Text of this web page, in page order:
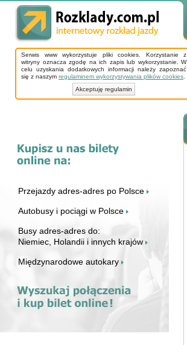
Serwis www wykorzystuje pliki cookies. Korzystanie z
witryny oznacza zgodę na ich zapis lub wykorzystanie. W
celu uzyskania dodatkowych informacji należy zapoznać
się z naszym regulaminem wykorzystywania plików cookies
Akceptuję regulamin
Przejazdy adres-adres po Polsce
Autobusy i pociągi w Polsce
Busy adres-adres do:
Niemiec, Holandii i innych krajów
Międzynarodowe autokary